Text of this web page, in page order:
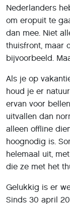
Nederlanders
om eropuit te
dan mee. Niet
thuisfront, maar
bijvoorbeeld.
Als je op
houd je er
ervan voor
uitvallen dan
alleen offline
hoognodig is.
helemaal uit,
die ze met het
Gelukkig is er
Sinds 30 april